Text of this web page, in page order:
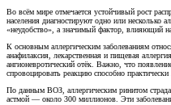
Во всём мире отмечается устойчивый рост
населения диагностируют одно или несколько
«неудобство», а значимый фактор, влияющий
К основным аллергическим заболеваниям
анафилаксия, лекарственная и пищевая
ангионевротический отёк. Важно, что
спровоцировать реакцию способно
По данным ВОЗ, аллергическим ринитом
астмой — около 300 миллионов. Эти